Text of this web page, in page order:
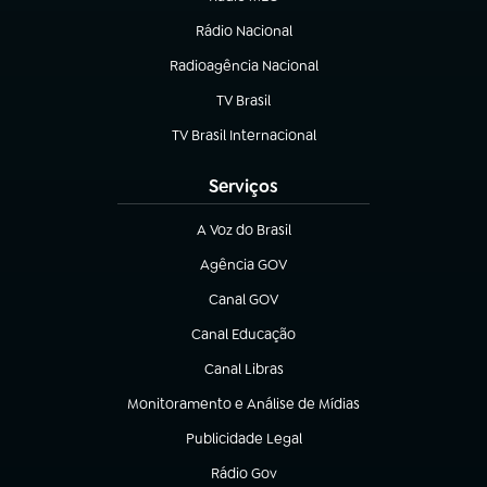
Rádio Nacional
(abre em nova aba)
Radioagência Nacional
(abre em nova aba)
TV Brasil
(abre em nova aba)
TV Brasil Internacional
(abre em nova aba)
Serviços
A Voz do Brasil
(abre em nova aba)
Agência GOV
(abre em nova aba)
Canal GOV
(abre em nova aba)
Canal Educação
(abre em nova aba)
Canal Libras
(abre em nova aba)
Monitoramento e Análise de Mídias
(abre em nova aba)
Publicidade Legal
(abre em nova aba)
Rádio Gov
(abre em nova aba)